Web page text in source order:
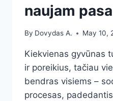
naujam
By Dovydas A. May 10,
Kiekvienas gyvūnas
ir poreikius, tačiau
bendras visiems –
procesas,